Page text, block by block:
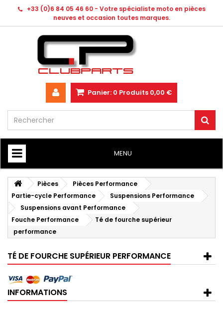
+33 (0)6 84 05 46 60 - Votre spécialiste moto en pièces
neuves et occasion toutes marques.
Panier: 0 Produits 0,00 €
MENU
HOME
Pièces
Pièces Performance
Partie-cycle Performance
Suspensions Performance
Suspensions avant Performance
Fouche Performance
Té de fourche supérieur
performance
TÉ DE FOURCHE SUPÉRIEUR PERFORMANCE
INFORMATIONS